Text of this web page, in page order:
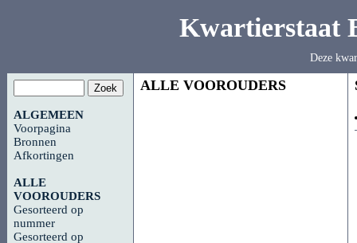
Kwartierstaat
Deze
ALGEMEEN
Voorpagina
Bronnen
Afkortingen
ALLE
VOOROUDERS
Gesorteerd op
nummer
Gesorteerd op
ALLE VOOROUDERS